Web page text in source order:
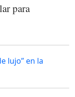
para
lujo” en la